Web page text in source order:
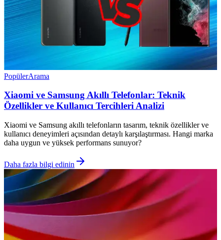
PopülerArama
Xiaomi ve Samsung Akıllı Telefonlar: Teknik
Özellikler ve Kullanıcı Tercihleri Analizi
Xiaomi ve Samsung akıllı telefonların tasarım, teknik özellikler ve
kullanıcı deneyimleri açısından detaylı karşılaştırması. Hangi marka
daha uygun ve yüksek performans sunuyor?
Daha fazla bilgi edinin